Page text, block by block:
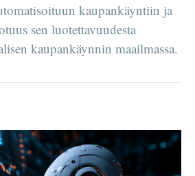
kaupankäyntiin ja
sen luotettavuudesta
kaupankäynnin maailmassa.